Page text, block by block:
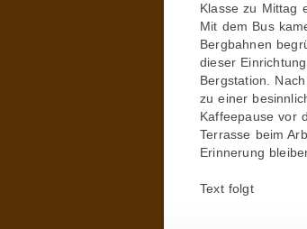
Klasse zu Mittag
Mit dem Bus
Bergbahnen
dieser
Bergstation.
zu einer
Kaffeepause vor
Terrasse beim
Erinnerung
Text folgt